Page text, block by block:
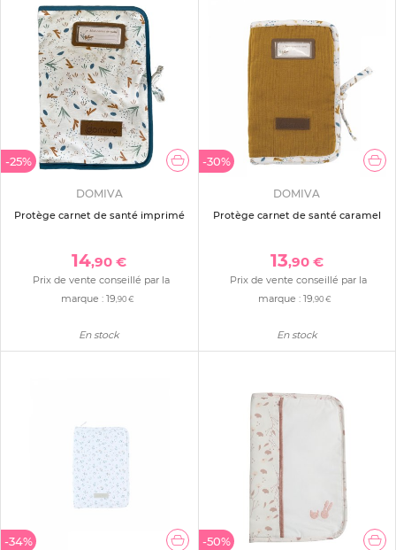
-25%
DOMIVA
Protège carnet de santé imprimé
14,90 €
Prix de vente conseillé par la
marque : 19 ,90 €
En stock
-30%
DOMIVA
Protège carnet de santé caramel
13,90 €
Prix de vente conseillé par la
marque :19 ,90 €
En stock
-34% -50%